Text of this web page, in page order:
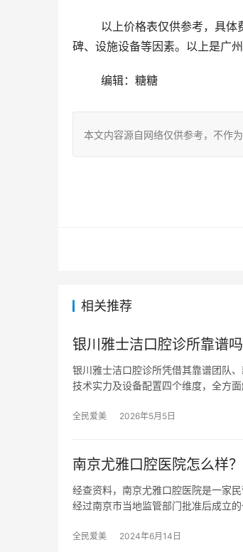
碑、设施设备等因素。以上是广
	编辑：糖糖
本文内容源自网络仅供参考，不作
相关推荐
银川雅士洁口腔诊所靠谱
银川雅士洁口腔诊所凭借其靠谱团队
技术实力及设备配置四个维度，全方
全民爱美 2026年5月5日
南京尤雅口腔医院怎么样
经查资料，南京尤雅口腔医院是一家
经过南京市当地监管部门批准后成立
全民爱美 2024年6月14日